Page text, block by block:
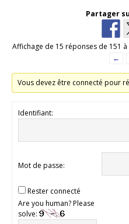
Partager
Affichage de 15 réponses de 151
←
Vous devez être connecté pour
Identifiant:
Mot de passe:
Rester connecté
Are you human? Please
solve: